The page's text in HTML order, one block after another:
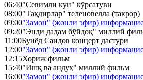
06:40"Севимли кун" кўрсатуви
08:00"Тақдирлар" теленовелла (такрор)
09:00"Замон" (жонли эфир)
09:20"Энди дадам бўйдоқ" миллий
11:00Бунёд Саидов концерт дастури
12:00"Замон" (жонли эфир)
12:15Хориж фильм
15:40"Ишқ ва андуҳ" миллий фильм
16:00"Замон" (жонли эфир)